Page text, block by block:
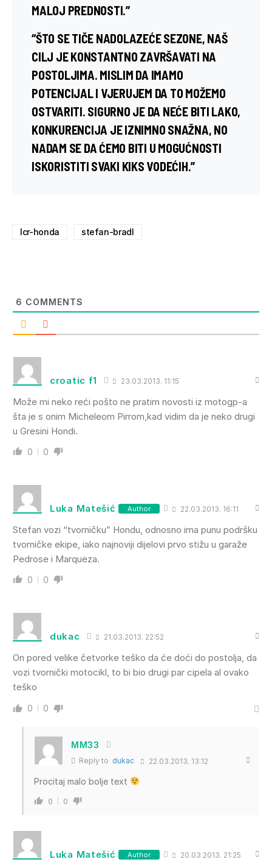
MALOJ PREDNOSTI.”
“ŠTO SE TIČE NADOLAZEĆE SEZONE, NAŠ
CILJ JE KONSTANTNO ZAVRŠAVATI NA
POSTOLJIMA. MISLIM DA IMAMO
POTENCIJAL I VJERUJEM DA TO MOŽEMO
OSTVARITI. SIGURNO JE DA NEĆE BITI LAKO,
KONKURENCIJA JE IZNIMNO SNAŽNA, NO
NADAM SE DA ĆEMO BITI U MOGUĆNOSTI
ISKORISTITI SVAKI KIKS VODEĆIH.”
lcr-honda stefan-bradl
6 COMMENTS
croatic f1 23.03.2013. 11:15
Može mi neko reći pošto ne pratim novosti iz motogp-a
šta je s onim Micheleom Pirrom,kad vidim da je neko drugi
u Gresini Hondi.
0 0
Luka Matešić Author 22.03.2013. 16:11
Stefan vozi “tvorničku” Hondu, odnosno ima punu podršku
tvorničke ekipe, iako najnoviji dijelovi prvo stižu u garaže
Pedrose i Marqueza.
0 0
dukac 21.03.2013. 22:52
On pored velike četvorke teško da će doći do postolja, da
vozi tvornički motocikl, to bi bio drugi par cipela al ovako
teško
0 0
MM33
Reply to dukac 22.03.2013. 13:12
Procitaj malo bolje text
0 0
Luka Matešić Author 20.03.2013. 21:25